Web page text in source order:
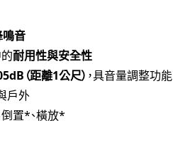
音
耐用性與安全性
（距離1公尺） ，具音量調整功能
戶外
倒置*、橫放*